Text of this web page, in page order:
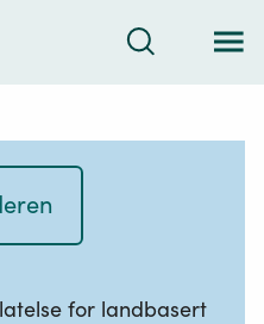
Søk
for landbasert